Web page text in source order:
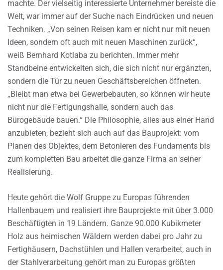
machte. Der vielseitig interessierte Unternehmer bereiste die
Welt, war immer auf der Suche nach Eindrücken und neuen
Techniken. „Von seinen Reisen kam er nicht nur mit neuen
Ideen, sondern oft auch mit neuen Maschinen zurück“,
weiß Bernhard Kotlaba zu berichten. Immer mehr
Standbeine entwickelten sich, die sich nicht nur ergänzten,
sondern die Tür zu neuen Geschäftsbereichen öffneten.
„Bleibt man etwa bei Gewerbebauten, so können wir heute
nicht nur die Fertigungshalle, sondern auch das
Bürogebäude bauen.“ Die Philosophie, alles aus einer Hand
anzubieten, bezieht sich auch auf das Bauprojekt: vom
Planen des Objektes, dem Betonieren des Fundaments bis
zum kompletten Bau arbeitet die ganze Firma an seiner
Realisierung.
Heute gehört die Wolf Gruppe zu Europas führenden
Hallenbauern und realisiert ihre Bauprojekte mit über 3.000
Beschäftigten in 19 Ländern. Ganze 90.000 Kubikmeter
Holz aus heimischen Wäldern werden dabei pro Jahr zu
Fertighäusern, Dachstühlen und Hallen verarbeitet, auch in
der Stahlverarbeitung gehört man zu Europas größten